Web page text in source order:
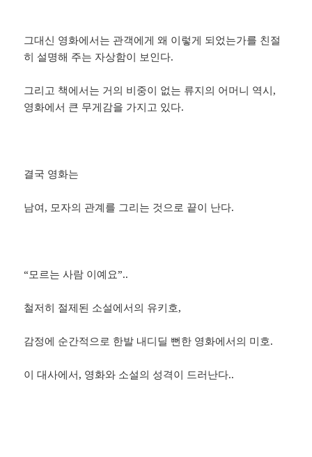
그대신 영화에서는 관객에게 왜 이렇게 되었는가를 친절
히 설명해 주는 자상함이 보인다.
그리고 책에서는 거의 비중이 없는 류지의 어머니 역시,
영화에서 큰 무게감을 가지고 있다.
결국 영화는
남여, 모자의 관계를 그리는 것으로 끝이 난다.
“모르는 사람 이예요”..
철저히 절제된 소설에서의 유키호,
감정에 순간적으로 한발 내디딜 뻔한 영화에서의 미호.
이 대사에서, 영화와 소설의 성격이 드러난다..